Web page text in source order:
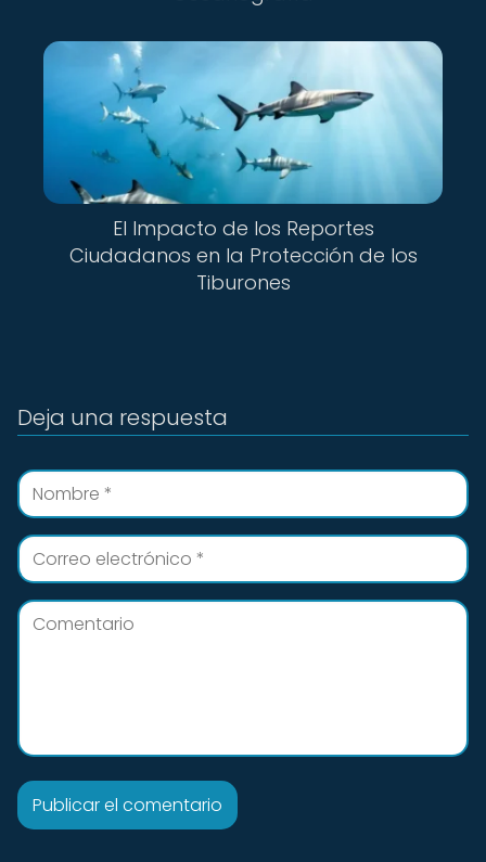
El Impacto de los Reportes
Ciudadanos en la Protección de los
Tiburones
Deja una respuesta